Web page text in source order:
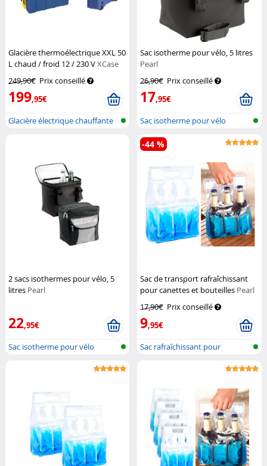
Glacière thermoélectrique XXL 50
L chaud / froid 12 / 230 VXCase
249,90€ Prix conseillé
199,95€
Glacière électrique chauffante
Sac isotherme pour vélo, 5 litres
Pearl
26,90€ Prix conseillé
17,95€
Sac isotherme pour vélo
2 sacs isothermes pour vélo, 5
litres Pearl
22,95€
Sac isotherme pour vélo
Sac de transport rafraîchissant
pour canettes et bouteilles Pearl
17,90€ Prix conseillé
9,95€
-44 %
Sac rafraîchissant pour